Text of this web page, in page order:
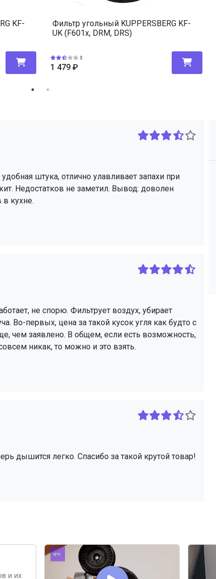
KF-
Фильтр угольный KUPPERSBERG KF-
UK (F601x, DRM, DRS)
3
1 479 ₽
штука, отлично улавливает запахи при
Недостатков не заметил. Вывод: доволен
в кухне.
не спорю. Фильтрует воздух, убирает
Во-первых, цена за такой кусок угля как будто с
чем заявлено. В общем, если есть возможность,
никак, то можно и это взять.
дышится легко. Спасибо за такой крутой товар!
и их